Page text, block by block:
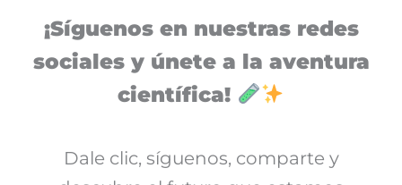
¡Síguenos en nuestras redes
sociales y únete a la aventura
científica!
Dale clic, síguenos, comparte y